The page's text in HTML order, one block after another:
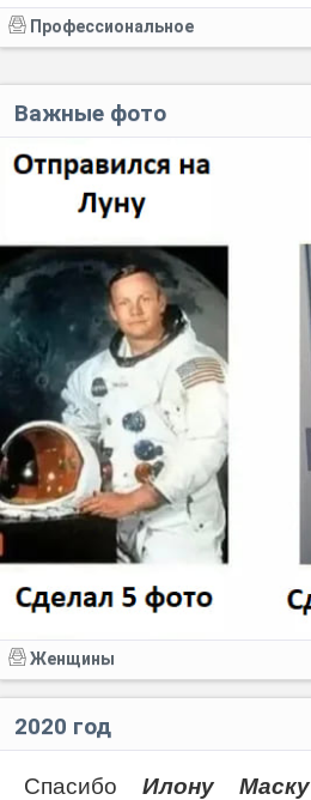
Профессиональное
Важные фото
Женщины
2020 год
Спасибо Илону Маску